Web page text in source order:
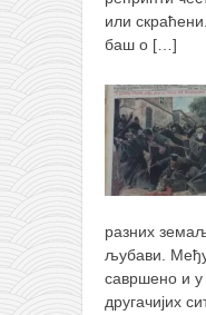
или
баш о […]
разних
љубави.
савршено и у
другачијих